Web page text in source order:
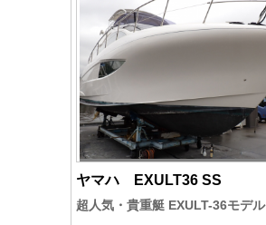
ヤマハ EXULT36 SS